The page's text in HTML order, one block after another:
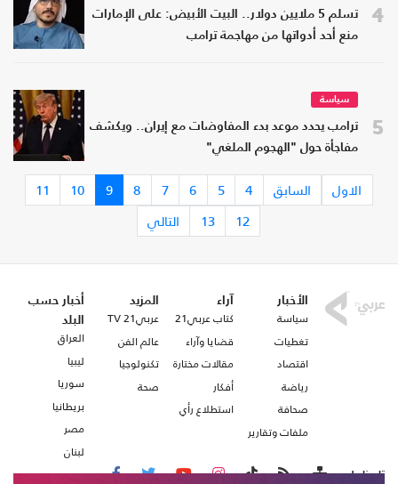
4
تسلم 5 ملايين دولار.. البيت الأبيض: على الإمارات
منع أحد أدواتها من مهاجمة ترامب
5
سياسة
ترامب يحدد موعد بدء المفاوضات مع إيران.. ويكشف
مفاجأة حول "الهجوم الملغي"
الاول السابق 4
5
6
7
8
9
10
11
12
13 التالي
الأخبار
سياسة
تغطيات
اقتصاد
رياضة
صحافة
ملفات وتقارير
آراء
كتاب عربي21
قضايا وآراء
مقالات مختارة
أفكار
استطلاع رأي
المزيد
عربي21 TV
عالم الفن
تكنولوجيا
صحة
أخبار حسب
البلد
العراق
ليبيا
سوريا
بريطانيا
مصر
لبنان
تابعنا على